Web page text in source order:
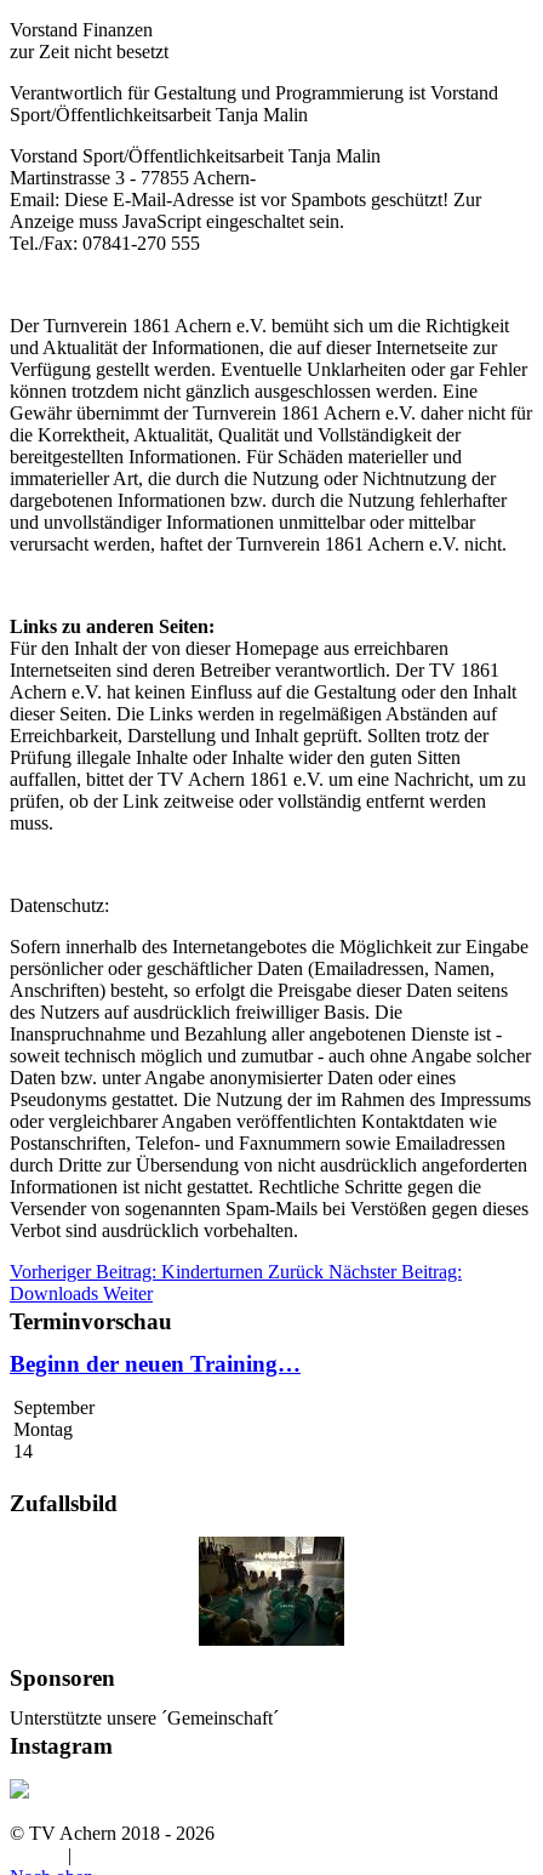
Vorstand Finanzen
zur Zeit nicht besetzt
Verantwortlich für Gestaltung und Programmierung ist Vorstand
Sport/Öffentlichkeitsarbeit Tanja Malin
Vorstand Sport/Öffentlichkeitsarbeit Tanja Malin
Martinstrasse 3 - 77855 Achern-
Email: Diese E-Mail-Adresse ist vor Spambots geschützt! Zur
Anzeige muss JavaScript eingeschaltet sein.
Tel./Fax: 07841-270 555
Der Turnverein 1861 Achern e.V. bemüht sich um die Richtigkeit
und Aktualität der Informationen, die auf dieser Internetseite zur
Verfügung gestellt werden. Eventuelle Unklarheiten oder gar Fehler
können trotzdem nicht gänzlich ausgeschlossen werden. Eine
Gewähr übernimmt der Turnverein 1861 Achern e.V. daher nicht für
die Korrektheit, Aktualität, Qualität und Vollständigkeit der
bereitgestellten Informationen. Für Schäden materieller und
immaterieller Art, die durch die Nutzung oder Nichtnutzung der
dargebotenen Informationen bzw. durch die Nutzung fehlerhafter
und unvollständiger Informationen unmittelbar oder mittelbar
verursacht werden, haftet der Turnverein 1861 Achern e.V. nicht.
Links zu anderen Seiten:
Für den Inhalt der von dieser Homepage aus erreichbaren
Internetseiten sind deren Betreiber verantwortlich. Der TV 1861
Achern e.V. hat keinen Einfluss auf die Gestaltung oder den Inhalt
dieser Seiten. Die Links werden in regelmäßigen Abständen auf
Erreichbarkeit, Darstellung und Inhalt geprüft. Sollten trotz der
Prüfung illegale Inhalte oder Inhalte wider den guten Sitten
auffallen, bittet der TV Achern 1861 e.V. um eine Nachricht, um zu
prüfen, ob der Link zeitweise oder vollständig entfernt werden
muss.
Datenschutz:
Sofern innerhalb des Internetangebotes die Möglichkeit zur Eingabe
persönlicher oder geschäftlicher Daten (Emailadressen, Namen,
Anschriften) besteht, so erfolgt die Preisgabe dieser Daten seitens
des Nutzers auf ausdrücklich freiwilliger Basis. Die
Inanspruchnahme und Bezahlung aller angebotenen Dienste ist -
soweit technisch möglich und zumutbar - auch ohne Angabe solcher
Daten bzw. unter Angabe anonymisierter Daten oder eines
Pseudonyms gestattet. Die Nutzung der im Rahmen des Impressums
oder vergleichbarer Angaben veröffentlichten Kontaktdaten wie
Postanschriften, Telefon- und Faxnummern sowie Emailadressen
durch Dritte zur Übersendung von nicht ausdrücklich angeforderten
Informationen ist nicht gestattet. Rechtliche Schritte gegen die
Versender von sogenannten Spam-Mails bei Verstößen gegen dieses
Verbot sind ausdrücklich vorbehalten.
Vorheriger Beitrag: Kinderturnen Zurück Nächster Beitrag:
Downloads Weiter
Terminvorschau
Beginn der neuen Training…
September
Montag
14
Zufallsbild
Sponsoren
Unterstützte unsere ´Gemeinschaft´
Instagram
© TV Achern 2018 - 2026
|